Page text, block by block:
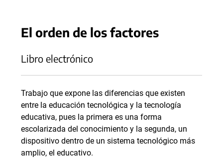
El orden de los factores
Libro electrónico
Trabajo que expone las diferencias que existen
entre la educación tecnológica y la tecnología
educativa, pues la primera es una forma
escolarizada del conocimiento y la segunda, un
dispositivo dentro de un sistema tecnológico más
amplio, el educativo.